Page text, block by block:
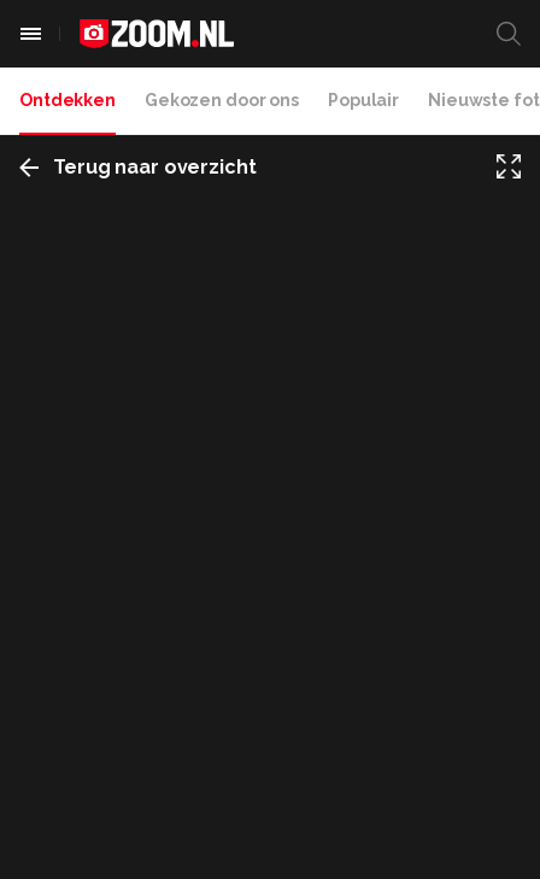
Ontdekken Gekozen door ons Populair Nieuwste
Terug naar overzicht